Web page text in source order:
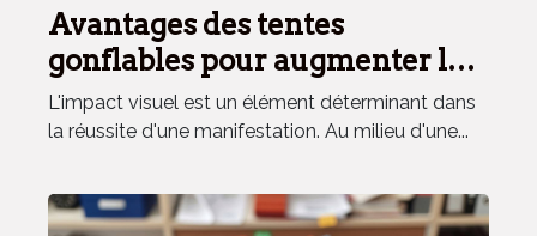
Avantages des tentes
gonflables pour augmenter la
visibilité lors des
manifestations
L'impact visuel est un élément déterminant dans
la réussite d'une manifestation. Au milieu d'une...